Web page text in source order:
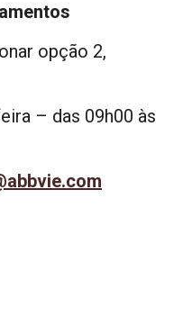
opção 2,
– das 09h00 às